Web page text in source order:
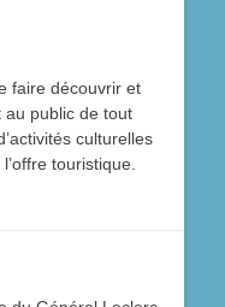
faire découvrir et
au public de tout
culturelles
touristique.